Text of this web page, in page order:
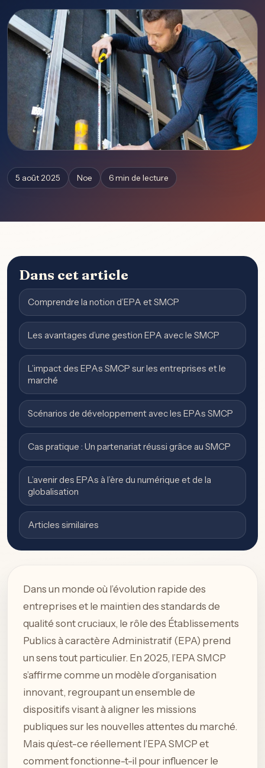
5 août 2025 Noe 6 min de lecture
Dans cet article
Comprendre la notion d’EPA et SMCP
Les avantages d’une gestion EPA avec le SMCP
L’impact des EPAs SMCP sur les entreprises et le
marché
Scénarios de développement avec les EPAs SMCP
Cas pratique : Un partenariat réussi grâce au SMCP
L’avenir des EPAs à l’ère du numérique et de la
globalisation
Articles similaires
Dans un monde où l’évolution rapide des
entreprises et le maintien des standards de
qualité sont cruciaux, le rôle des Établissements
Publics à caractère Administratif (EPA) prend
un sens tout particulier. En 2025, l’EPA SMCP
s’affirme comme un modèle d’organisation
innovant, regroupant un ensemble de
dispositifs visant à aligner les missions
publiques sur les nouvelles attentes du marché.
Mais qu’est-ce réellement l’EPA SMCP et
comment fonctionne-t-il pour influencer le